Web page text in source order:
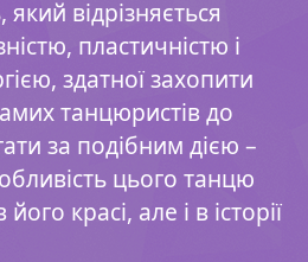
відрізняється
пластичністю і
здатної захопити
танцюристів до
за подібним дією –
цього танцю
красі, але і в історії